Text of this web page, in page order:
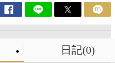
日記(0)